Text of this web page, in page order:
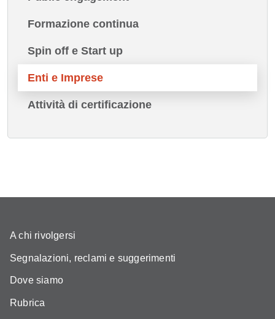
Formazione continua
Spin off e Start up
Enti e Imprese
Attività di certificazione
A chi rivolgersi
Segnalazioni, reclami e suggerimenti
Dove siamo
Rubrica